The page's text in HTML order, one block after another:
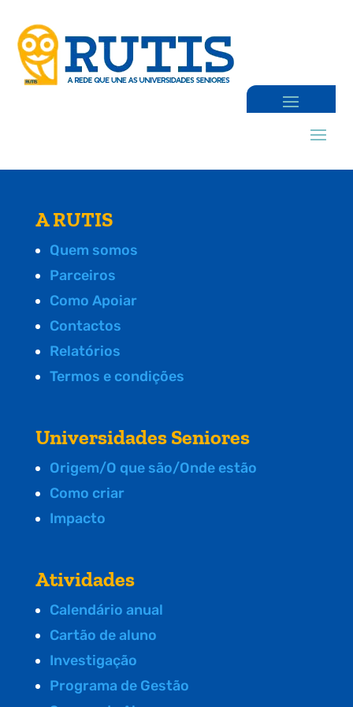
A RUTIS
Quem somos
Parceiros
Como Apoiar
Contactos
Relatórios
Termos e condições
Universidades Seniores
Origem/O que são/Onde estão
Como criar
Impacto
Atividades
Calendário anual
Cartão de aluno
Investigação
Programa de Gestão